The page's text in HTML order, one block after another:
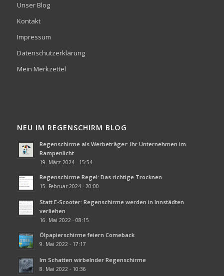
Unser Blog
Kontakt
Impressum
Datenschutzerklärung
Mein Merkzettel
NEU IM REGENSCHIRM BLOG
Regenschirme als Werbeträger: Ihr Unternehmen im
Rampenlicht
19. März 2024 - 15:54
Regenschirme Regel: Das richtige Trocknen
15. Februar 2024 - 20:00
Statt E-Scooter: Regenschirme werden in Innstädten
verliehen
16. Mai 2022 - 08:15
Ölpapierschirme feiern Comeback
9. Mai 2022 - 17:17
Im Schatten wirbelnder Regenschirme
8. Mai 2022 - 10:36